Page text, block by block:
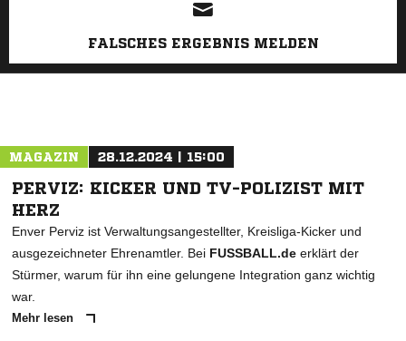
FALSCHES ERGEBNIS MELDEN
MAGAZIN 28.12.2024 | 15:00
PERVIZ: KICKER UND TV-POLIZIST MIT
HERZ
Enver Perviz ist Verwaltungsangestellter, Kreisliga-Kicker und
ausgezeichneter Ehrenamtler. Bei FUSSBALL.de erklärt der
Stürmer, warum für ihn eine gelungene Integration ganz wichtig
war.
Mehr lesen